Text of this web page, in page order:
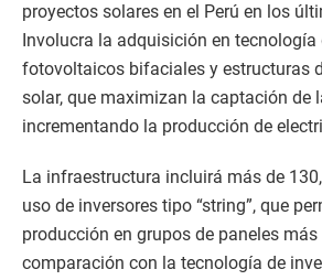
proyectos solares en el Perú en los
Involucra la adquisición en tecnología
fotovoltaicos bifaciales y estructuras
solar, que maximizan la captación de
incrementando la producción de
La infraestructura incluirá más de
uso de inversores tipo “string”, que
producción en grupos de paneles más
comparación con la tecnología de